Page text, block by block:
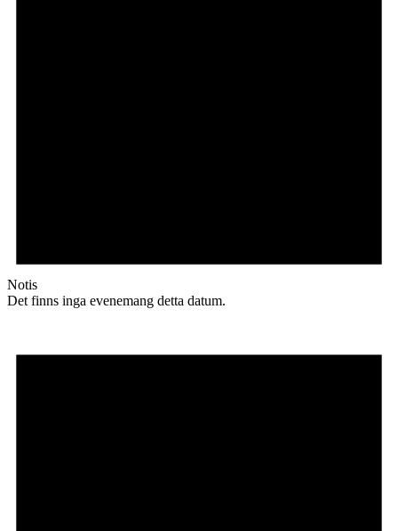
Notis
Det finns inga evenemang detta datum.